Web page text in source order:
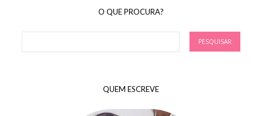
O QUE PROCURA?
QUEM ESCREVE